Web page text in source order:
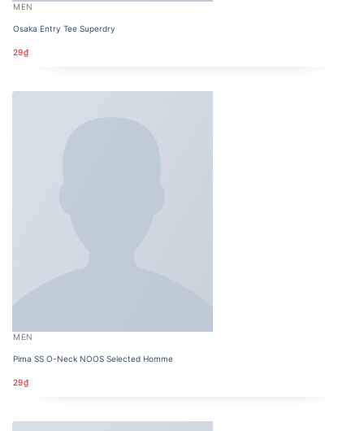
MEN
Osaka Entry Tee Superdry
29₫
MEN
Pima SS O-Neck NOOS Selected Homme
29₫